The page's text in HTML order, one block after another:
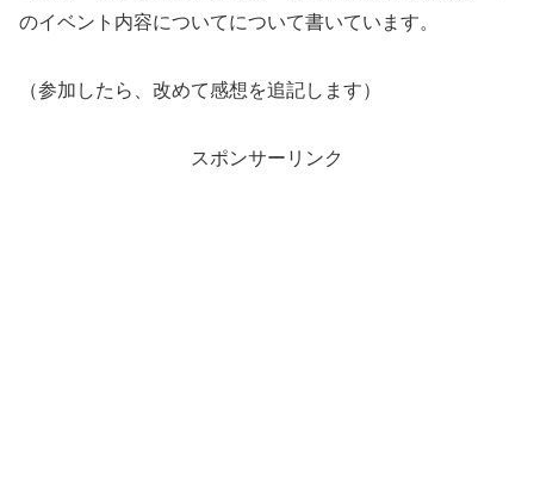
のイベント内容についてについて書いています。
（参加したら、改めて感想を追記します）
スポンサーリンク